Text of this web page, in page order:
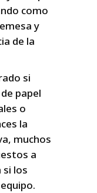
como
y
de la
si
papel
o
la
muchos
a
si los